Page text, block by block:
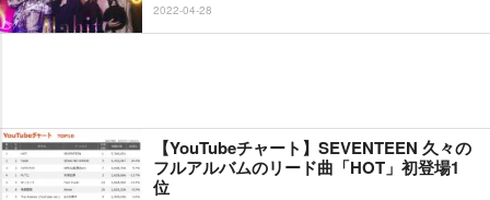
2022-04-28
【YouTubeチャート】SEVENTEEN 久々の
フルアルバムのリード曲「HOT」初登場1
位